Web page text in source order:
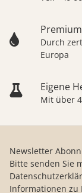
Durch
Europa
Eigene
Mit über
Newsletter
Bitte senden Sie
Informationen zu